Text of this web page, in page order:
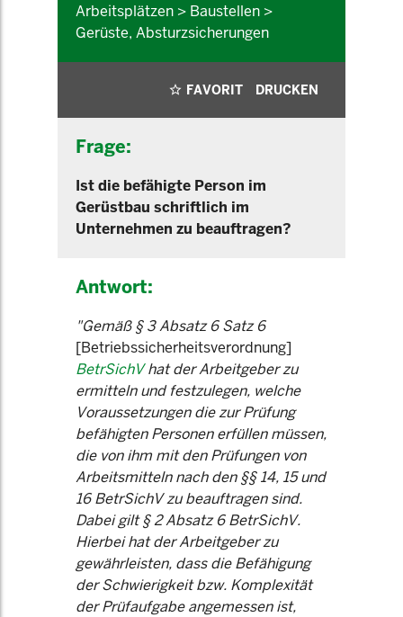
Arbeitsplätzen > Baustellen >
Gerüste, Absturzsicherungen
FAVORIT DRUCKEN
Frage:
Ist die befähigte Person im
Gerüstbau schriftlich im
Unternehmen zu beauftragen?
Antwort:
"Gemäß § 3 Absatz 6 Satz 6
[Betriebssicherheitsverordnung]
BetrSichVhat der Arbeitgeber zu
ermitteln und festzulegen, welche
Voraussetzungen die zur Prüfung
befähigten Personen erfüllen müssen,
die von ihm mit den Prüfungen von
Arbeitsmitteln nach den §§ 14, 15 und
16 BetrSichV zu beauftragen sind.
Dabei gilt § 2 Absatz 6 BetrSichV.
Hierbei hat der Arbeitgeber zu
gewährleisten, dass die Befähigung
der Schwierigkeit bzw. Komplexität
der Prüfaufgabe angemessen ist,